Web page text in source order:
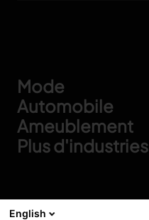
Footer
Mode
Automobile
Ameublement
Plus d'industries
English